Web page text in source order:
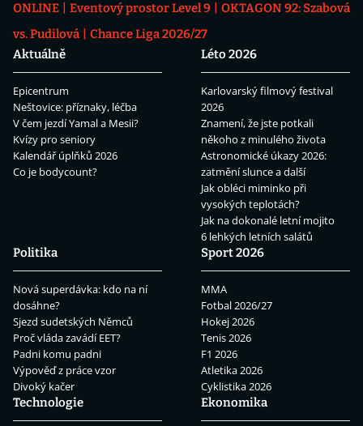
ONLINE
Eventový prostor Level 9
OKTAGON 92: Szabová
vs. Pudilová
Chance Liga 2026/27
Aktuálně
Epicentrum
Neštovice: příznaky, léčba
V čem jezdí Yamal a Mesii?
Kvízy pro seniory
Kalendář úplňků 2026
Co je bodycount?
Léto 2026
Karlovarský filmový festival
2026
Znamení, že jste potkali
někoho z minulého života
Astronomické úkazy 2026:
zatmění slunce a další
Jak obléci miminko při
vysokých teplotách?
Jak na dokonalé letní mojito
6 lehkých letních salátů
Politika
Nová superdávka: kdo na ní
dosáhne?
Sjezd sudetských Němců
Proč vláda zavádí EET?
Padni komu padni
Výpověď z práce vzor
Divoký kačer
Sport 2026
MMA
Fotbal 2026/27
Hokej 2026
Tenis 2026
F1 2026
Atletika 2026
Cyklistika 2026
Technologie
Ekonomika